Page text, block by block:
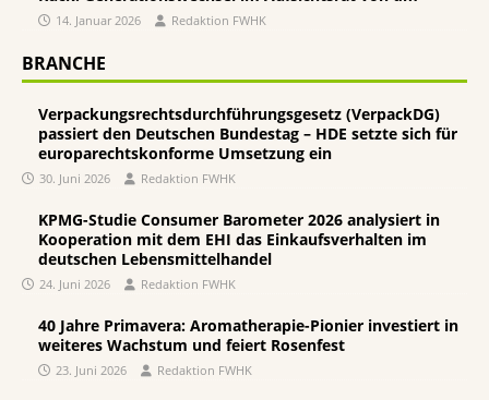
14. Januar 2026 Redaktion FWHK
BRANCHE
Verpackungsrechtsdurchführungsgesetz (VerpackDG)
passiert den Deutschen Bundestag – HDE setzte sich für
europarechtskonforme Umsetzung ein
30. Juni 2026 Redaktion FWHK
KPMG-Studie Consumer Barometer 2026 analysiert in
Kooperation mit dem EHI das Einkaufsverhalten im
deutschen Lebensmittelhandel
24. Juni 2026 Redaktion FWHK
40 Jahre Primavera: Aromatherapie-Pionier investiert in
weiteres Wachstum und feiert Rosenfest
23. Juni 2026 Redaktion FWHK